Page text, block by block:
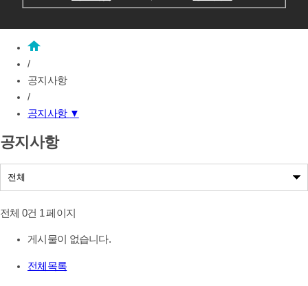
/
공지사항
/
공지사항 ▼
나눔사업공지
공지사항
전체 0건 1 페이지
게시물이 없습니다.
전체목록